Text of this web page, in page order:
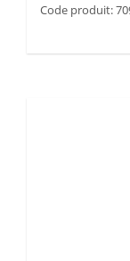
Code produit: